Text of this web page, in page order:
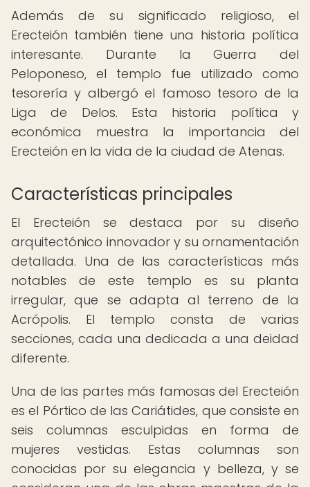
Además de su significado religioso, el
Erecteión también tiene una historia política
interesante. Durante la Guerra del
Peloponeso, el templo fue utilizado como
tesorería y albergó el famoso tesoro de la
Liga de Delos. Esta historia política y
económica muestra la importancia del
Erecteión en la vida de la ciudad de Atenas.
Características principales
El Erecteión se destaca por su diseño
arquitectónico innovador y su ornamentación
detallada. Una de las características más
notables de este templo es su planta
irregular, que se adapta al terreno de la
Acrópolis. El templo consta de varias
secciones, cada una dedicada a una deidad
diferente.
Una de las partes más famosas del Erecteión
es el Pórtico de las Cariátides, que consiste en
seis columnas esculpidas en forma de
mujeres vestidas. Estas columnas son
conocidas por su elegancia y belleza, y se